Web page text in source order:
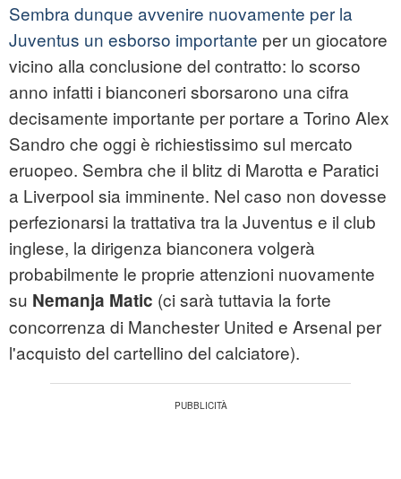
Sembra dunque avvenire nuovamente per la
Juventus un esborso importante per un giocatore
vicino alla conclusione del contratto: lo scorso
anno infatti i bianconeri sborsarono una cifra
decisamente importante per portare a Torino Alex
Sandro che oggi è richiestissimo sul mercato
eruopeo. Sembra che il blitz di Marotta e Paratici
a Liverpool sia imminente. Nel caso non dovesse
perfezionarsi la trattativa tra la Juventus e il club
inglese, la dirigenza bianconera volgerà
probabilmente le proprie attenzioni nuovamente
su Nemanja Matic (ci sarà tuttavia la forte
concorrenza di Manchester United e Arsenal per
l'acquisto del cartellino del calciatore).